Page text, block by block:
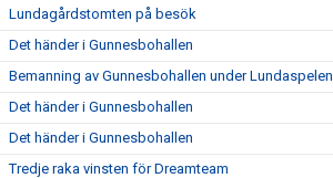
Lundagårdstomten på besök
Det händer i Gunnesbohallen
Bemanning av Gunnesbohallen under Lundaspelen
Det händer i Gunnesbohallen
Det händer i Gunnesbohallen
Tredje raka vinsten för Dreamteam